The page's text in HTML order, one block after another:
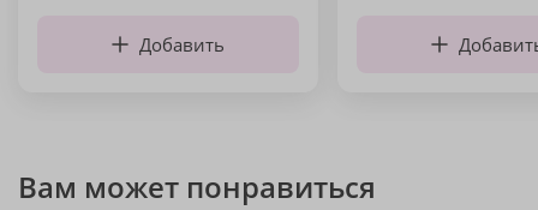
Добавить
Вам может понравиться